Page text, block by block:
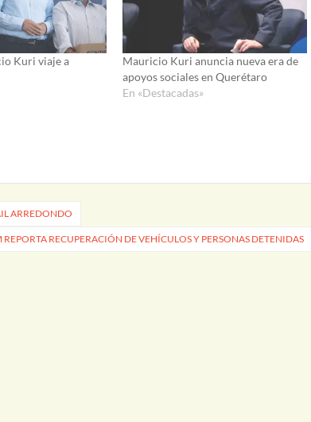
Kuri viaje a
Mauricio Kuri anuncia nueva era de
apoyos sociales en Querétaro
En «Destacadas»
ARREDONDO
REPORTA RECUPERACIÓN DE VEHÍCULOS Y PERSONAS DETENIDAS